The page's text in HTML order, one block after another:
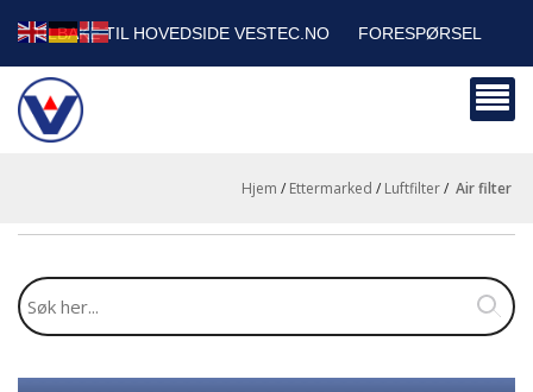
TILBAKE TIL HOVEDSIDE VESTEC.NO FORESPØRSEL
HANDLEVOGN
BEDRIFTSKUNDER
Hjem / Ettermarked / Luftfilter/ air filter